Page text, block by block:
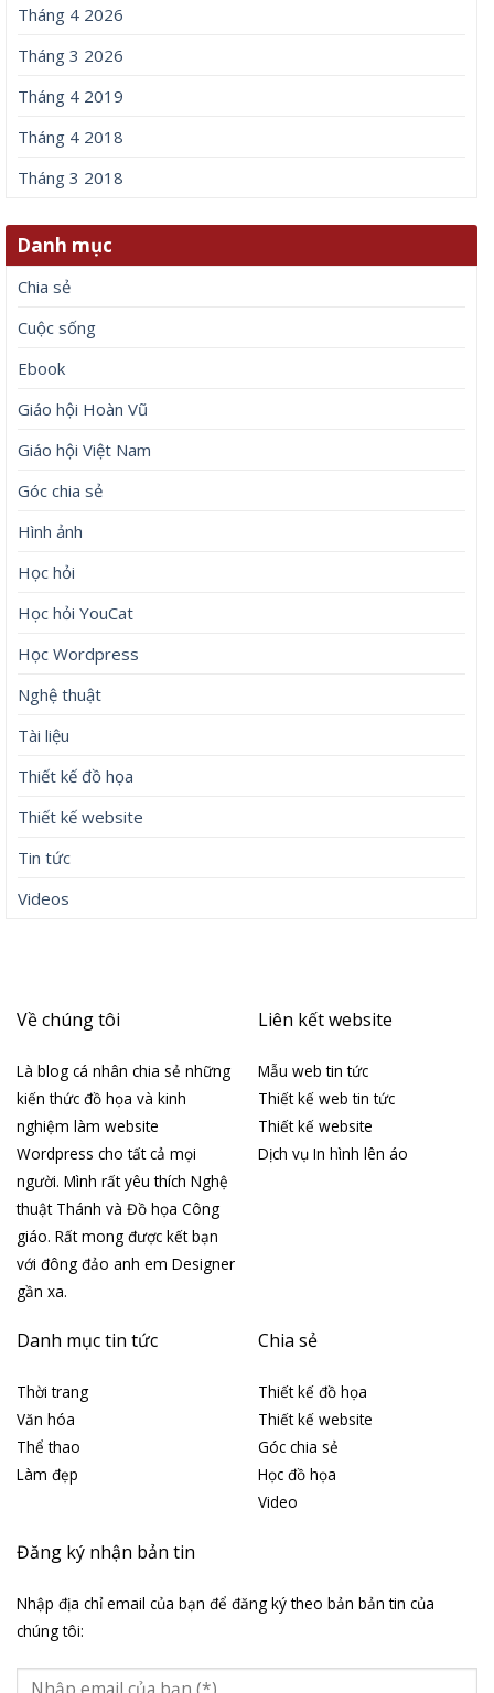
Tháng 4 2026
Tháng 3 2026
Tháng 4 2019
Tháng 4 2018
Tháng 3 2018
Danh mục
Chia sẻ
Cuộc sống
Ebook
Giáo hội Hoàn Vũ
Giáo hội Việt Nam
Góc chia sẻ
Hình ảnh
Học hỏi
Học hỏi YouCat
Học Wordpress
Nghệ thuật
Tài liệu
Thiết kế đồ họa
Thiết kế website
Tin tức
Videos
Về chúng tôi
Là blog cá nhân chia sẻ những
kiến thức đồ họa và kinh
nghiệm làm website
Wordpress cho tất cả mọi
người. Mình rất yêu thích Nghệ
thuật Thánh và Đồ họa Công
giáo. Rất mong được kết bạn
với đông đảo anh em Designer
gần xa.
Liên kết website
Mẫu web tin tức
Thiết kế web tin tức
Thiết kế website
Dịch vụ In hình lên áo
Danh mục tin tức
Thời trang
Văn hóa
Thể thao
Làm đẹp
Chia sẻ
Thiết kế đồ họa
Thiết kế website
Góc chia sẻ
Học đồ họa
Video
Đăng ký nhận bản tin
Nhập địa chỉ email của bạn để đăng ký theo bản bản tin của
chúng tôi: